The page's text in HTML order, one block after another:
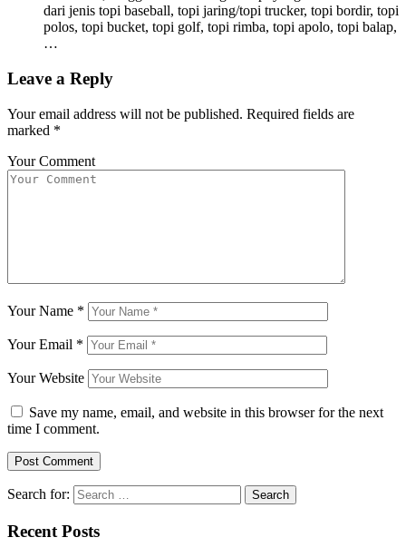
dari jenis topi baseball, topi jaring/topi trucker, topi bordir, topi
polos, topi bucket, topi golf, topi rimba, topi apolo, topi balap,
…
Leave a Reply
Your email address will not be published. Required fields are
marked *
Your Comment
Your Name *
Your Email *
Your Website
Save my name, email, and website in this browser for the next
time I comment.
Search for:
Recent Posts